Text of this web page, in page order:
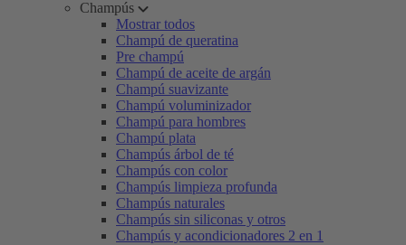
Champús
Mostrar todos
Champú de queratina
Pre champú
Champú de aceite de argán
Champú suavizante
Champú voluminizador
Champú para hombres
Champú plata
Champús árbol de té
Champús con color
Champús limpieza profunda
Champús naturales
Champús sin siliconas y otros
Champús y acondicionadores 2 en 1